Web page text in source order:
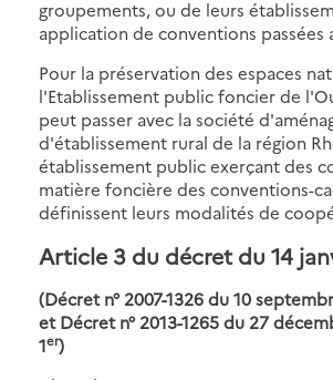
groupements, ou de leurs
application de conventions passées
Pour la préservation des espaces
l'Etablissement public foncier de
peut passer avec la société
d'établissement rural de la région
établissement public exerçant des
matière foncière des conventions-
définissent leurs modalités de
Article 3 du décret du 14
(Décret n° 2007-1326 du 10
et Décret n° 2013-1265 du 27
1er)